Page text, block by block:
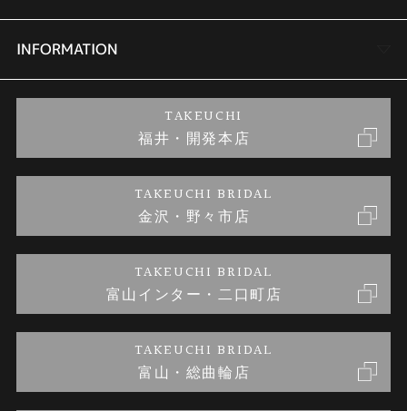
セットリング
婚約ネックレス
金・プラチナのお取引
商品一覧
ブランドリスト
金澤指輪工房｜手作りペアリング
金澤指輪工房｜手作り結婚指輪 and 婚約指輪
金澤指輪工房｜手作り婚約指輪プロポーズプラン
会社概要
お客様の声
INFORMATION
プライバシーポリシー
TAKEUCHI
福井・開発本店
TAKEUCHI BRIDAL
金沢・野々市店
TAKEUCHI BRIDAL
富山インター・二口町店
TAKEUCHI BRIDAL
富山・総曲輪店